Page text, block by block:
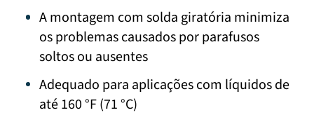
A montagem com solda giratória minimiza
os problemas causados por parafusos
soltos ou ausentes
Adequado para aplicações com líquidos de
até 160 °F (71 °C)